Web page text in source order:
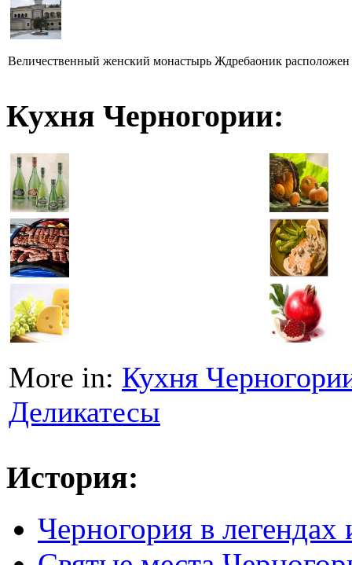
Величественный женский монастырь Ждребаоник
Кухня Черногории:
More in: Кухня
Деликатесы
История:
Черногория в легендах